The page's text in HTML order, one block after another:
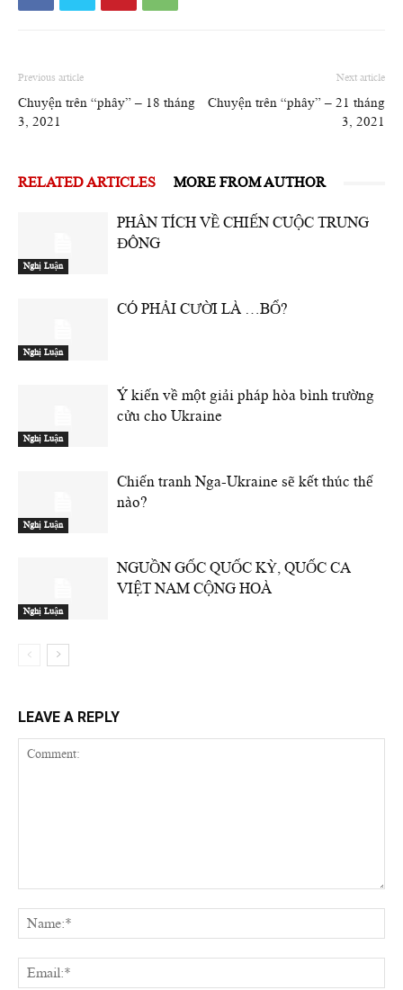
Previous article
Chuyện trên “phây” – 18 tháng
3, 2021
Next article
Chuyện trên “phây” – 21 tháng
3, 2021
RELATED ARTICLES MORE FROM AUTHOR
Nghị Luận
PHÂN TÍCH VỀ CHIẾN CUỘC TRUNG
ĐÔNG
Nghị Luận
CÓ PHẢI CƯỜI LÀ …BỔ?
Nghị Luận
Ý kiến về một giải pháp hòa bình trường
cửu cho Ukraine
Nghị Luận
Chiến tranh Nga-Ukraine sẽ kết thúc thế
nào?
Nghị Luận
NGUỒN GỐC QUỐC KỲ, QUỐC CA
VIỆT NAM CỘNG HOÀ
LEAVE A REPLY